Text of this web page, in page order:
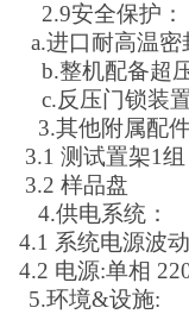
2.9安全保护：
a.进口耐高温
b.整机配备超
c.反压门锁装
3.其他附属配
3.1 测试置架1组
3.2 样品盘
4.供电系统：
4.1 系统电源波
4.2 电源:单相
5.环境&设施: